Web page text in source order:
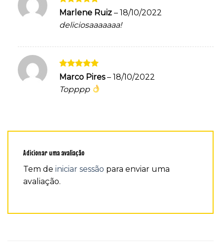
Avaliação 5
Marlene Ruiz – 18/10/2022
deliciosaaaaaaa!
Avaliação5
Marco Pires– 18/10/2022
Topppp
Adicionar uma avaliação
Tem de iniciar sessão para enviar uma
avaliação.